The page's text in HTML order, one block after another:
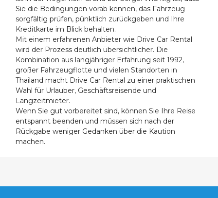
Sie die Bedingungen vorab kennen, das Fahrzeug
sorgfältig prüfen, pünktlich zurückgeben und Ihre
Kreditkarte im Blick behalten.
Mit einem erfahrenen Anbieter wie Drive Car Rental
wird der Prozess deutlich übersichtlicher. Die
Kombination aus langjähriger Erfahrung seit 1992,
großer Fahrzeugflotte und vielen Standorten in
Thailand macht Drive Car Rental zu einer praktischen
Wahl für Urlauber, Geschäftsreisende und
Langzeitmieter.
Wenn Sie gut vorbereitet sind, können Sie Ihre Reise
entspannt beenden und müssen sich nach der
Rückgabe weniger Gedanken über die Kaution
machen.